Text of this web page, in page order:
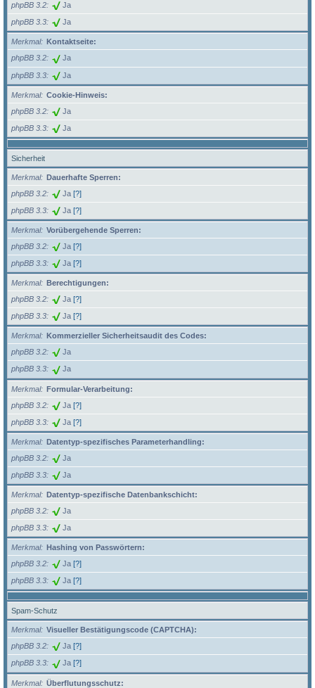
phpBB 3.2
Ja
phpBB 3.3 Ja
Merkmal
Kontaktseite:
phpBB 3.2
Ja
phpBB 3.3 Ja
Merkmal
Cookie-Hinweis:
phpBB 3.2
Ja
phpBB 3.3 Ja
Sicherheit
Merkmal
Dauerhafte Sperren:
phpBB 3.2
Ja [?]
phpBB 3.3 Ja [?]
Merkmal
Vorübergehende Sperren:
phpBB 3.2
Ja [?]
phpBB 3.3 Ja [?]
Merkmal
Berechtigungen:
phpBB 3.2
Ja [?]
phpBB 3.3 Ja [?]
Merkmal
Kommerzieller Sicherheitsaudit des Codes:
phpBB 3.2
Ja
phpBB 3.3 Ja
Merkmal
Formular-Verarbeitung:
phpBB 3.2
Ja [?]
phpBB 3.3 Ja [?]
Merkmal
Datentyp-spezifisches Parameterhandling:
phpBB 3.2
Ja
phpBB 3.3 Ja
Merkmal
Datentyp-spezifische Datenbankschicht:
phpBB 3.2
Ja
phpBB 3.3 Ja
Merkmal
Hashing von Passwörtern:
phpBB 3.2
Ja [?]
phpBB 3.3 Ja [?]
Spam-Schutz
Merkmal
Visueller Bestätigungscode (CAPTCHA):
phpBB 3.2
Ja [?]
phpBB 3.3 Ja [?]
Merkmal
Überflutungsschutz: